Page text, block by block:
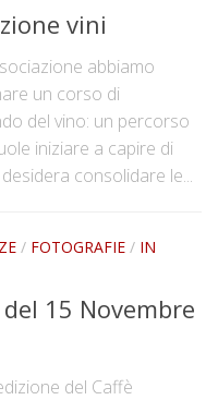
vini
abbiamo
un corso di
del vino: un percorso
iniziare a capire di
consolidare le...
/ FOTOGRAFIE / IN
15 Novembre
del Caffè